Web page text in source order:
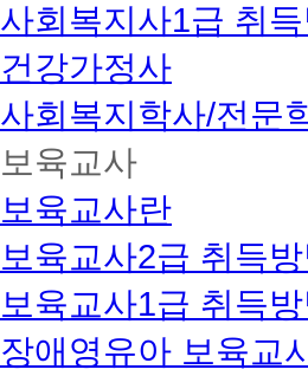
사회복지사1급 취득
건강가정사
사회복지학사/전문
보육교사
보육교사란
보육교사2급 취득방
보육교사1급 취득방
장애영유아 보육교